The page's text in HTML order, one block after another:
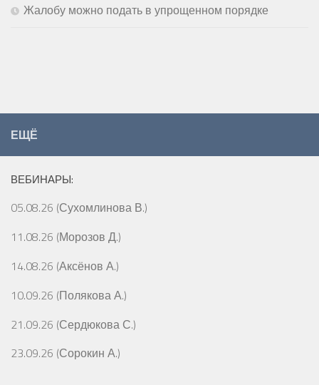
Жалобу можно подать в упрощенном порядке
ЕЩЁ
ВЕБИНАРЫ:
05.08.26 (Сухомлинова В.)
11.08.26 (Морозов Д.)
14.08.26 (Аксёнов А.)
10.09.26 (Полякова А.)
21.09.26 (Сердюкова С.)
23.09.26 (Сорокин А.)